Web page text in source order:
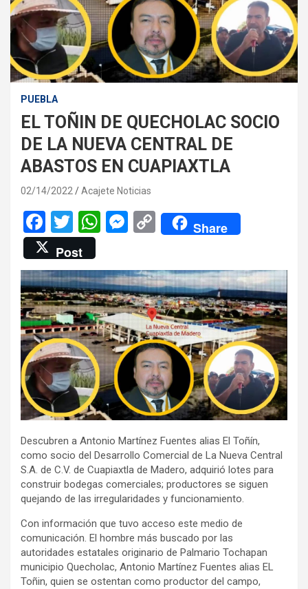
PUEBLA
EL TOÑIN DE QUECHOLAC SOCIO
DE LA NUEVA CENTRAL DE
ABASTOS EN CUAPIAXTLA
02/14/2022 Acajete Noticias
F
a
ce
b
o
o
k
T
wi
tt
er
W
at
s
A
p
p
M
se
n
g
er
C
o
py
Li
n
k
Share
Post
Descubren a Antonio Martínez Fuentes alias El Toñín,
como socio del Desarrollo Comercial de La Nueva Central
S.A. de C.V. de Cuapiaxtla de Madero, adquirió lotes para
construir bodegas comerciales; productores se siguen
quejando de las irregularidades y funcionamiento.
Con información que tuvo acceso este medio de
comunicación. El hombre más buscado por las
autoridades estatales originario de Palmario Tochapan
municipio Quecholac, Antonio Martínez Fuentes alias EL
Toñin, quien se ostentan como productor del campo,